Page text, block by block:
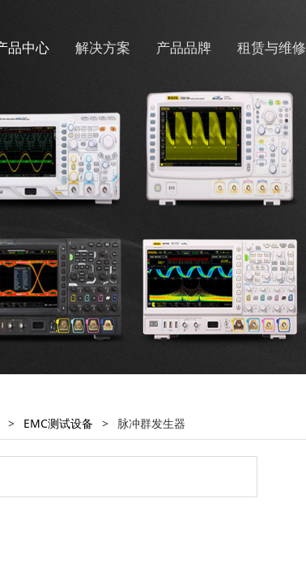
品中心 解决方案 产品品牌 租赁与维修
> EMC测试设备 > 脉冲群发生器